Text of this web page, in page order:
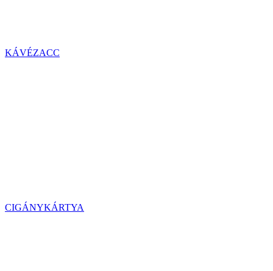
KÁVÉZACC
CIGÁNYKÁRTYA